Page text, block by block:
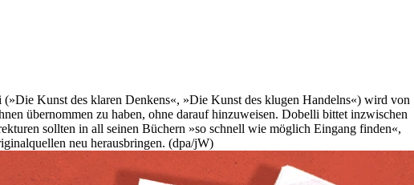
Kunst des klaren Denkens«, »Die Kunst des klugen Handelns«) wird von
übernommen zu haben, ohne darauf hinzuweisen. Dobelli bittet inzwischen
sollten in all seinen Büchern »so schnell wie möglich Eingang finden«,
neu herausbringen. (dpa/jW)